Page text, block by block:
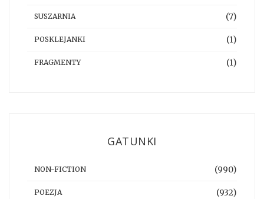
SUSZARNIA (7)
POSKLEJANKI (1)
FRAGMENTY (1)
GATUNKI
NON-FICTION (990)
POEZJA (932)